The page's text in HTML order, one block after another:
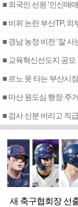
■ 외국인 선원 ‘인신매
■ 비위 논란 부산TP, 외
■ 경남 농정 비전 ‘잘
■ 교육혁신선도지 공모
■ 르노 못 타는 부산시
■ 마산 원도심 행정·주
새 축구협회장 선